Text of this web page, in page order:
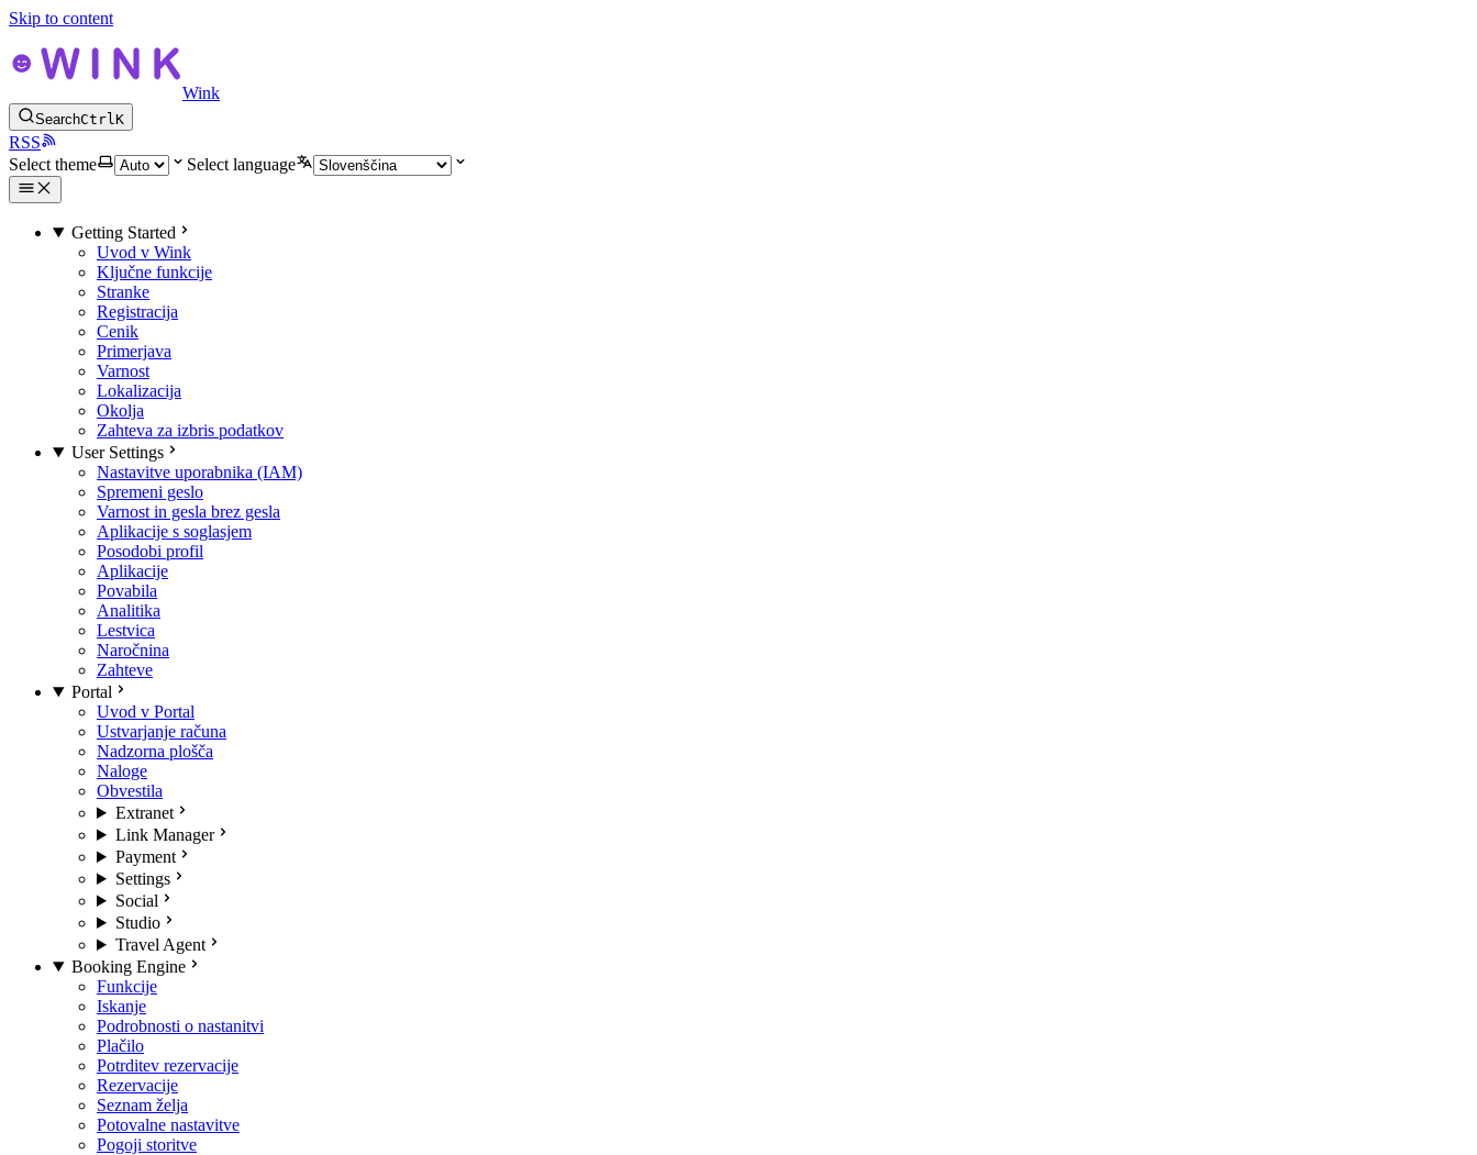
Skip to content
Wink
SearchCtrlK
RSS
Select theme
Select language
Getting Started
Uvod v Wink
Ključne funkcije
Stranke
Registracija
Cenik
Primerjava
Varnost
Lokalizacija
Okolja
Zahteva za izbris podatkov
User Settings
Nastavitve uporabnika (IAM)
Spremeni geslo
Varnost in gesla brez gesla
Aplikacije s soglasjem
Posodobi profil
Aplikacije
Povabila
Analitika
Lestvica
Naročnina
Zahteve
Portal
Uvod v Portal
Ustvarjanje računa
Nadzorna plošča
Naloge
Obvestila
Extranet
Link Manager
Payment
Settings
Social
Studio
Travel Agent
Booking Engine
Funkcije
Iskanje
Podrobnosti o nastanitvi
Plačilo
Potrditev rezervacije
Rezervacije
Seznam želja
Potovalne nastavitve
Pogoji storitve